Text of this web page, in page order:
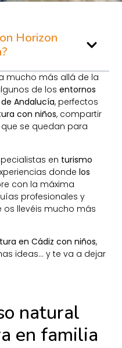
Horizon
mucho más allá de la
de losentornos
Andalucía, perfectos
con niños, compartir
se quedan para
en turismo
dondelos
con la máxima
profesionales y
os llevéis mucho más
en Cádiz con niños,
ideas… y te va a dejar
natural
en familia